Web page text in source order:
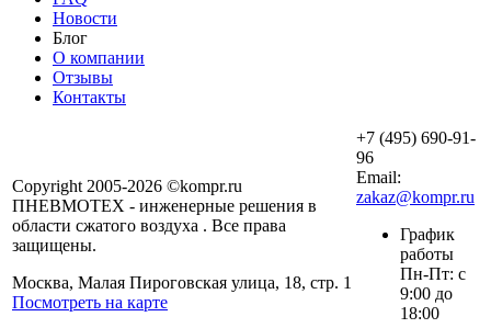
Новости
Блог
О компании
Отзывы
Контакты
Copyright 2005-2026 ©kompr.ru
ПНЕВМОТЕХ - инженерные решения в
области сжатого воздуха . Все права
защищены.
Москва, Малая Пироговская улица, 18, стр. 1
Посмотреть на карте
+7 (495) 690-91-
96
Email:
zakaz@kompr.ru
График
работы
Пн-Пт: с
9:00 до
18:00